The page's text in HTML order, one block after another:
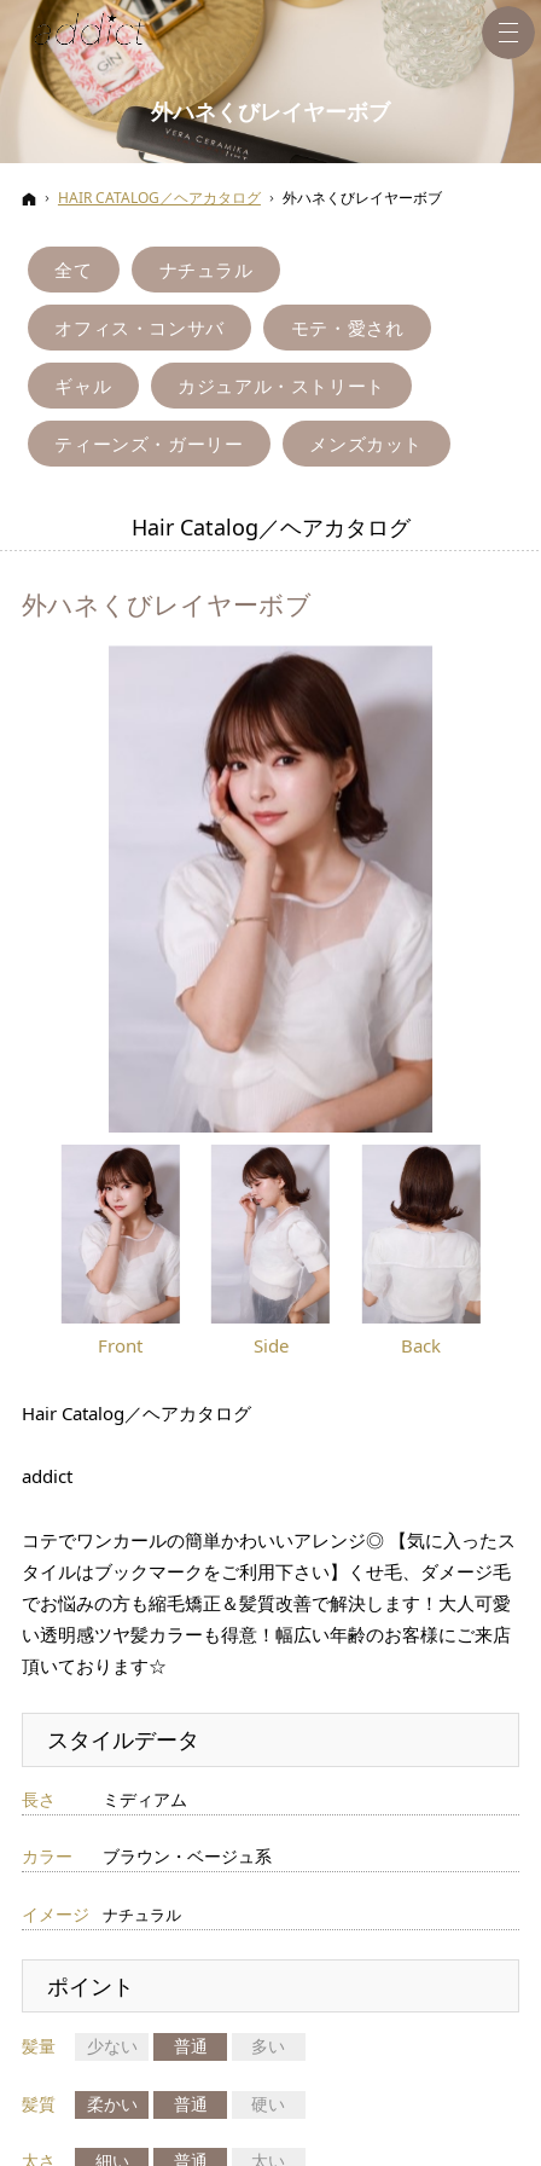
外ハネくびレイヤーボブ
ホーム
HAIR CATALOG／ヘアカタログ 外ハネくびレイヤーボブ
全て ナチュラル
オフィス・コンサバ モテ・愛され
ギャル カジュアル・ストリート
ティーンズ・ガーリー メンズカット
Hair Catalog／ヘアカタログ
外ハネくびレイヤーボブ
Front Side Back
Hair Catalog／ヘアカタログ
addict
コテでワンカールの簡単かわいいアレンジ◎ 【気に入ったス
タイルはブックマークをご利用下さい】くせ毛、ダメージ毛
でお悩みの方も縮毛矯正＆髪質改善で解決します！大人可愛
い透明感ツヤ髪カラーも得意！幅広い年齢のお客様にご来店
頂いております☆
スタイルデータ
長さ ミディアム
カラー ブラウン・ベージュ系
イメージ ナチュラル
ポイント
髪量 少ない 普通 多い
髪質 柔かい 普通 硬い
太さ 細い 普通 太い